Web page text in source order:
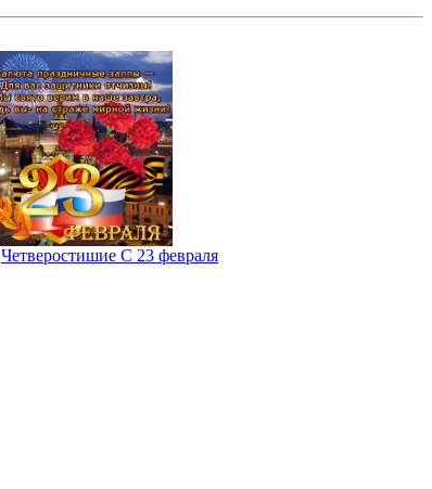
Четверостишие С 23 февраля